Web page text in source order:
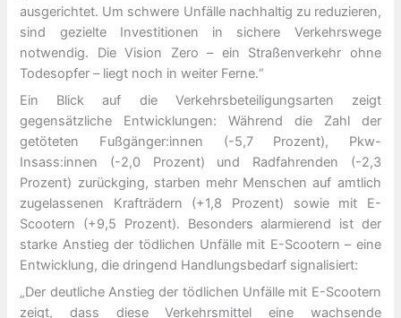
ausgerichtet. Um schwere Unfälle nachhaltig zu reduzieren,
sind gezielte Investitionen in sichere Verkehrswege
notwendig. Die Vision Zero – ein Straßenverkehr ohne
Todesopfer – liegt noch in weiter Ferne.“
Ein Blick auf die Verkehrsbeteiligungsarten zeigt
gegensätzliche Entwicklungen: Während die Zahl der
getöteten Fußgänger:innen (-5,7 Prozent), Pkw-
Insass:innen (-2,0 Prozent) und Radfahrenden (-2,3
Prozent) zurückging, starben mehr Menschen auf amtlich
zugelassenen Krafträdern (+1,8 Prozent) sowie mit E-
Scootern (+9,5 Prozent). Besonders alarmierend ist der
starke Anstieg der tödlichen Unfälle mit E-Scootern – eine
Entwicklung, die dringend Handlungsbedarf signalisiert:
„Der deutliche Anstieg der tödlichen Unfälle mit E-Scootern
zeigt, dass diese Verkehrsmittel eine wachsende